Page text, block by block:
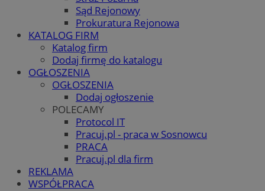
Sąd Rejonowy
Prokuratura Rejonowa
KATALOG FIRM
Katalog firm
Dodaj firmę do katalogu
OGŁOSZENIA
OGŁOSZENIA
Dodaj ogłoszenie
POLECAMY
Protocol IT
Pracuj.pl - praca w Sosnowcu
PRACA
Pracuj.pl dla firm
REKLAMA
WSPÓŁPRACA